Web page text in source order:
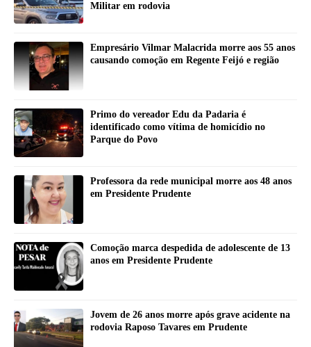
Militar em rodovia
Empresário Vilmar Malacrida morre aos 55 anos
causando comoção em Regente Feijó e região
Primo do vereador Edu da Padaria é
identificado como vítima de homicídio no
Parque do Povo
Professora da rede municipal morre aos 48 anos
em Presidente Prudente
Comoção marca despedida de adolescente de 13
anos em Presidente Prudente
Jovem de 26 anos morre após grave acidente na
rodovia Raposo Tavares em Prudente